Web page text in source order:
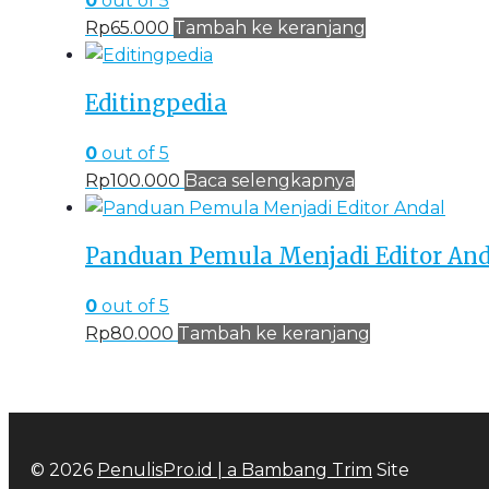
Rp65.000 Tambah ke keranjang
Editingpedia
0 out of 5
Rp100.000 Baca selengkapnya
Panduan Pemula Menjadi Editor
0 out of 5
Rp80.000 Tambah ke keranjang
© 2026 PenulisPro.id | a Bambang Trim Site